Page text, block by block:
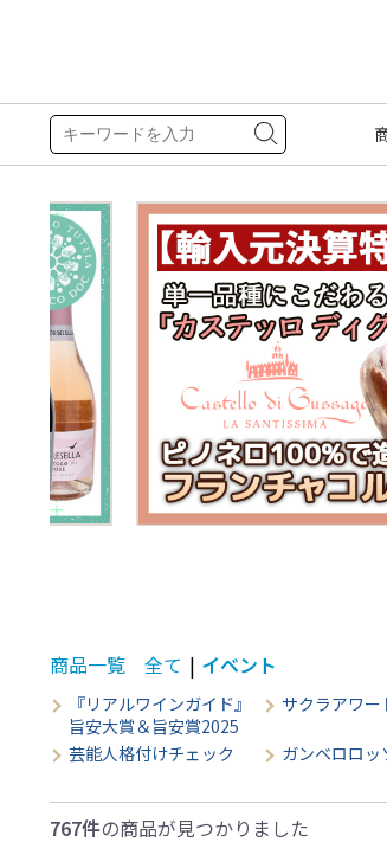
商品一覧 全て | イベント
『リアルワインガイド』
旨安大賞＆旨安賞2025
サクラアワー
芸能人格付けチェック
ガンベロロッ
767件の商品が見つかりました